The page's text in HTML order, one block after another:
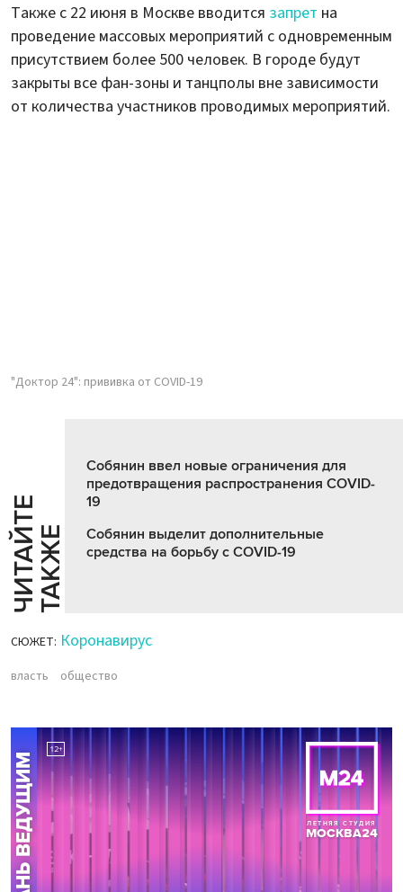
Также с 22 июня в Москве вводится запрет на
проведение массовых мероприятий с одновременным
присутствием более 500 человек. В городе будут
закрыты все фан-зоны и танцполы вне зависимости
от количества участников проводимых мероприятий.
"Доктор 24": прививка от COVID-19
Ч
И
Т
АЙ
Т
Е
Т
А
К
ЖЕ
Собянин ввел новые ограничения для
предотвращения распространения COVID-
19
Собянин выделит дополнительные
средства на борьбу с COVID-19
СЮЖЕТ: Коронавирус
власть общество